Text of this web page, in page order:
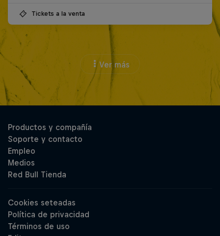
Tickets a la venta
Ver más